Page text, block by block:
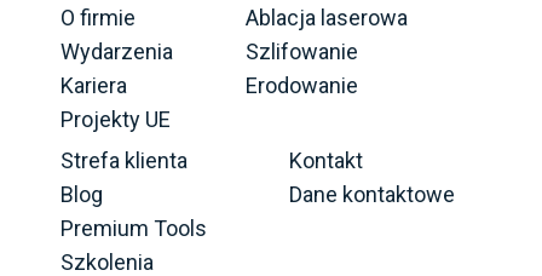
O firmie
Wydarzenia
Kariera
Projekty UE
Ablacja laserowa
Szlifowanie
Erodowanie
Strefa klienta
Blog
Premium Tools
Szkolenia
Kontakt
Dane kontaktowe